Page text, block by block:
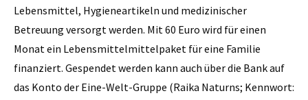
Lebensmittel, Hygieneartikeln und medizinischer
Betreuung versorgt werden. Mit 60 Euro wird für einen
Monat ein Lebensmittelmittelpaket für eine Familie
finanziert. Gespendet werden kann auch über die Bank auf
das Konto der Eine-Welt-Gruppe (Raika Naturns; Kennwort: